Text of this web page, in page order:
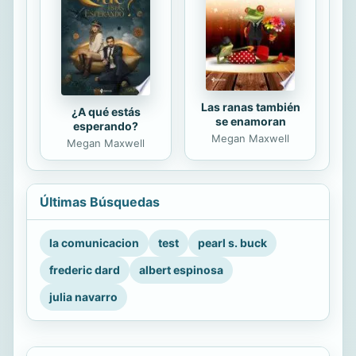
¿A qué estás
esperando?
Megan Maxwell
Las ranas también
se enamoran
Megan Maxwell
Últimas Búsquedas
la comunicacion test
pearl s. buck
frederic dard
albert espinosa
julia navarro